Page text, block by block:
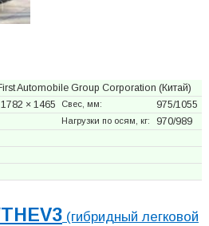
Automobile Group Corporation (Китай)
× 1465 Свес, мм: 975/1055
Нагрузки по осям, кг: 970/989
(гибридный легковой